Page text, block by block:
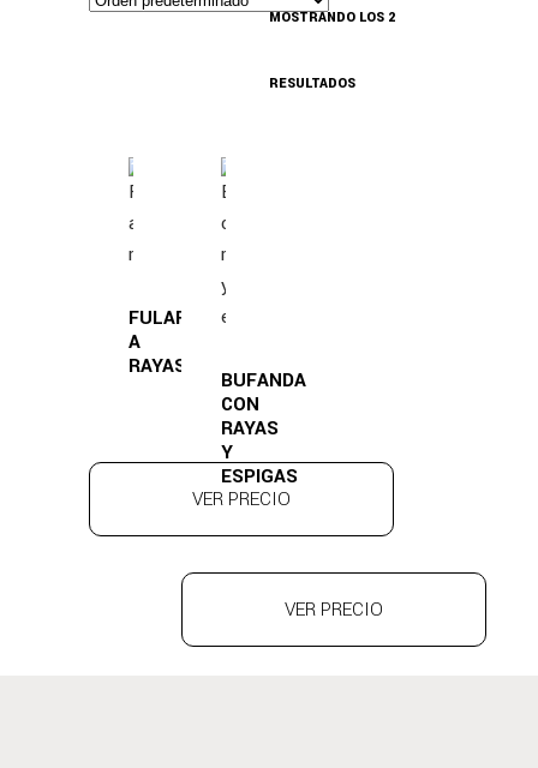
MOSTRANDO LOS 2
RESULTADOS
FULAR
A
RAYAS
VER PRECIO
BUFANDA
CON
RAYAS
Y
ESPIGAS
VER PRECIO